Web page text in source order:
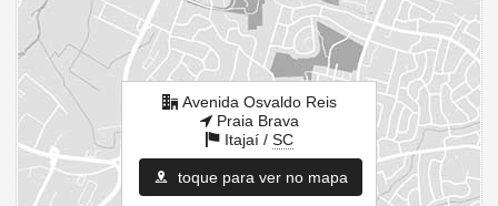
Avenida Osvaldo Reis
Praia Brava
Itajaí / SC
toque para ver no mapa